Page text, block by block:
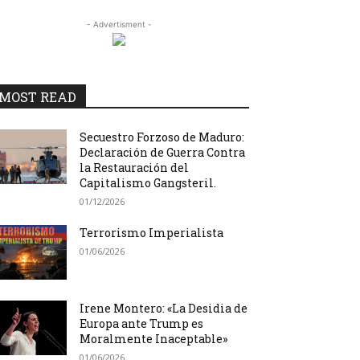
- Advertisment -
READ
Secuestro Forzoso de Maduro:
Declaración de Guerra Contra
la Restauración del
Capitalismo Gangsteril.
01/12/2026
Terrorismo Imperialista
01/06/2026
Irene Montero: «La Desidia de
Europa ante Trump es
Moralmente Inaceptable»
01/06/2026